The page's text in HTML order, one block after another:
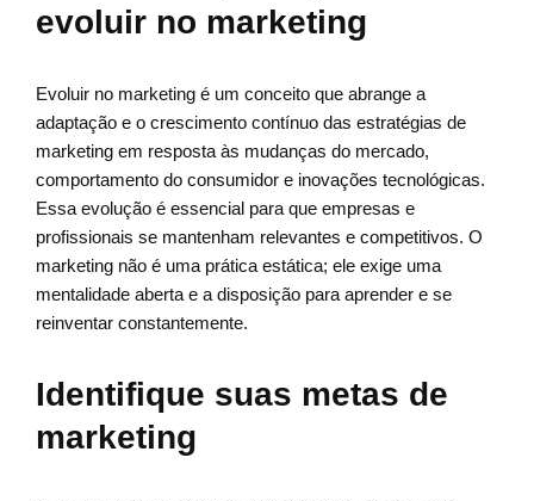
evoluir no marketing
Evoluir no marketing é um conceito que abrange a
adaptação e o crescimento contínuo das estratégias de
marketing em resposta às mudanças do mercado,
comportamento do consumidor e inovações tecnológicas.
Essa evolução é essencial para que empresas e
profissionais se mantenham relevantes e competitivos. O
marketing não é uma prática estática; ele exige uma
mentalidade aberta e a disposição para aprender e se
reinventar constantemente.
Identifique suas metas de
marketing